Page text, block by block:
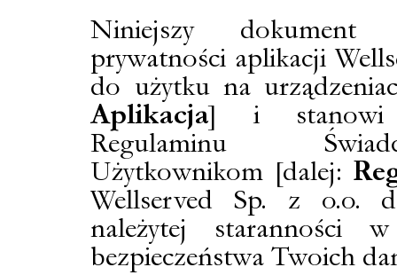
Niniejszy dokument
prywatności aplikacji
do użytku na
Aplikacja] i stanowi
Regulaminu
Użytkownikom [dalej:
Wellserved Sp. z o.o.
należytej staranności
bezpieczeństwa Twoich